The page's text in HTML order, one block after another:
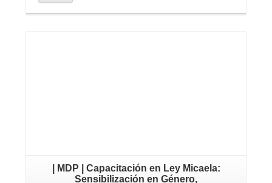
| MDP | Capacitación en Ley Micaela:
Sensibilización en Género,